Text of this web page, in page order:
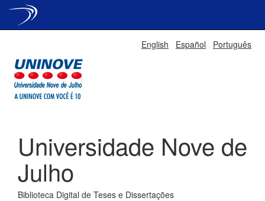
English Español Português
Universidade Nove de
Julho
Biblioteca Digital de Teses e Dissertações